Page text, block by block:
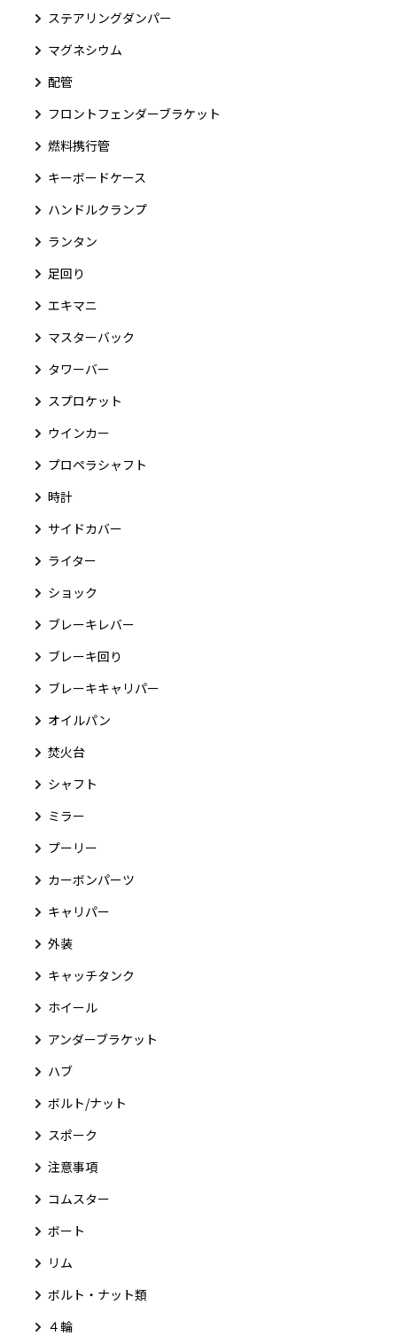
ステアリングダンパー
マグネシウム
配管
フロントフェンダーブラケット
燃料携行管
キーボードケース
ハンドルクランプ
ランタン
足回り
エキマニ
マスターバック
タワーバー
スプロケット
ウインカー
プロペラシャフト
時計
サイドカバー
ライター
ショック
ブレーキレバー
ブレーキ回り
ブレーキキャリパー
オイルパン
焚火台
シャフト
ミラー
プーリー
カーボンパーツ
キャリパー
外装
キャッチタンク
ホイール
アンダーブラケット
ハブ
ボルト/ナット
スポーク
注意事項
コムスター
ボート
リム
ボルト・ナット類
４輪